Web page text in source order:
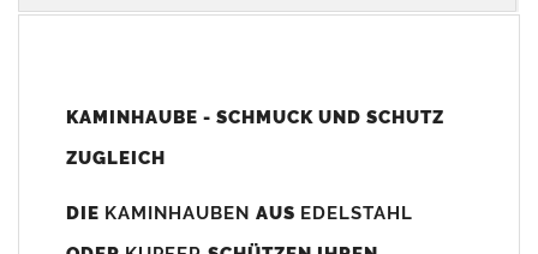
Unsere Maßangaben beziehen sich immer auf das
KAMINHAUBE - SCHMUCK UND SCHUTZ
ZUGLEICH
DIE KAMINHAUBEN AUS EDELSTAHL